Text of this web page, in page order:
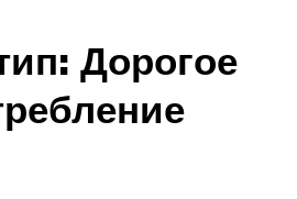
Дорогое